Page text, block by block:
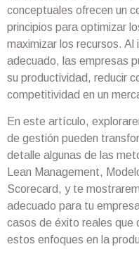
conceptuales ofrecen un
principios para optimizar
maximizar los recursos.
adecuado, las empresas
su productividad, reducir
competitividad en un
En este artículo,
de gestión pueden
detalle algunas de las
Lean Management,
Scorecard, y te
adecuado para tu
casos de éxito reales que
estos enfoques en la